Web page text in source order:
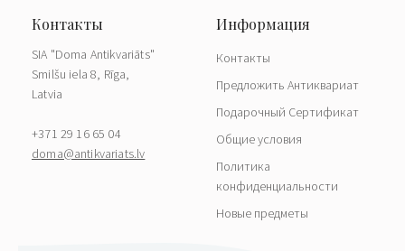
SIA "Doma Antikvariāts"
Smilšu iela 8, Rīga,
Latvia
+371 29 16 65 04
doma@antikvariats.lv
Контакты
Предложить Антиквариат
Подарочный Сертификат
Общие условия
Политика
конфиденциальности
Новые предметы